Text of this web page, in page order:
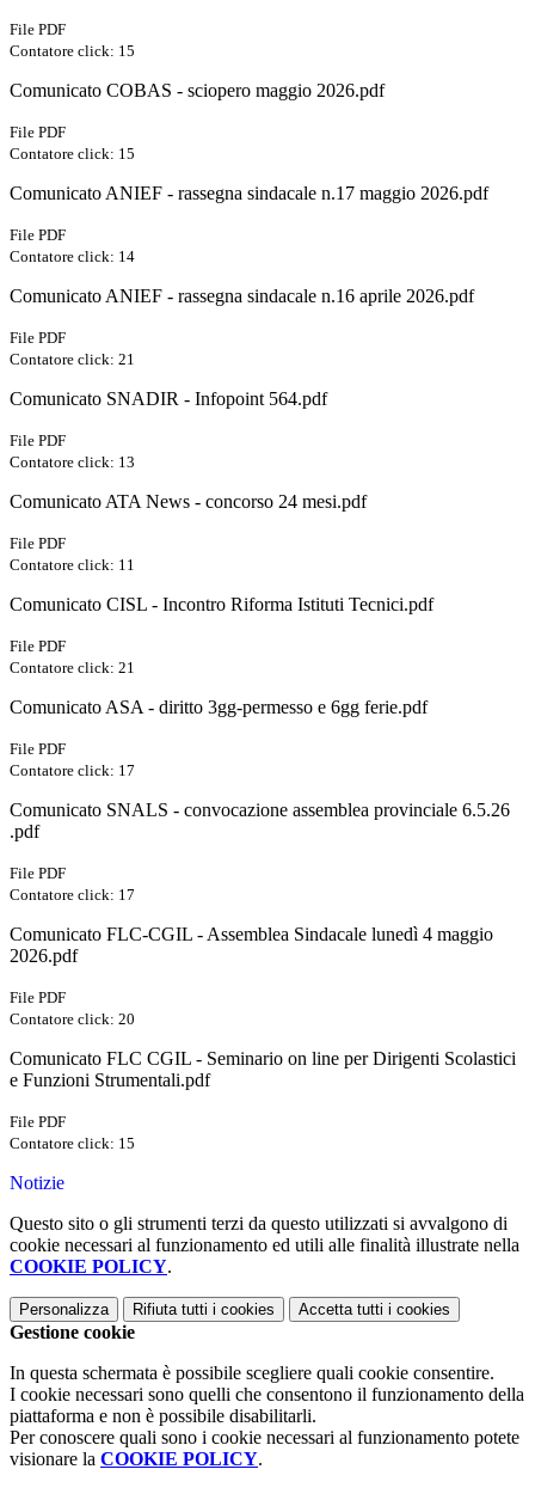
File PDF
Contatore click: 15
Comunicato COBAS - sciopero maggio 2026.pdf
File PDF
Contatore click: 15
Comunicato ANIEF - rassegna sindacale n.17 maggio 2026.pdf
File PDF
Contatore click: 14
Comunicato ANIEF - rassegna sindacale n.16 aprile 2026.pdf
File PDF
Contatore click: 21
Comunicato SNADIR - Infopoint 564.pdf
File PDF
Contatore click: 13
Comunicato ATA News - concorso 24 mesi.pdf
File PDF
Contatore click: 11
Comunicato CISL - Incontro Riforma Istituti Tecnici.pdf
File PDF
Contatore click: 21
Comunicato ASA - diritto 3gg-permesso e 6gg ferie.pdf
File PDF
Contatore click: 17
Comunicato SNALS - convocazione assemblea provinciale 6.5.26
.pdf
File PDF
Contatore click: 17
Comunicato FLC-CGIL - Assemblea Sindacale lunedì 4 maggio
2026.pdf
File PDF
Contatore click: 20
Comunicato FLC CGIL - Seminario on line per Dirigenti Scolastici
e Funzioni Strumentali.pdf
File PDF
Contatore click: 15
Notizie
Questo sito o gli strumenti terzi da questo utilizzati si avvalgono di
cookie necessari al funzionamento ed utili alle finalità illustrate nella
COOKIE POLICY.
Personalizza Rifiuta tutti i cookies Accetta tutti i cookies
Gestione cookie
In questa schermata è possibile scegliere quali cookie consentire.
I cookie necessari sono quelli che consentono il funzionamento della
piattaforma e non è possibile disabilitarli.
Per conoscere quali sono i cookie necessari al funzionamento potete
visionare la COOKIE POLICY.